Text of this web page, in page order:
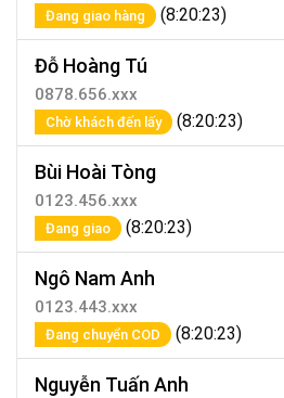
Đang giao hàng (8:20:23)
Đỗ Hoàng Tú
0878.656.xxx
Chờ khách đến lấy (8:20:23)
Bùi Hoài Tòng
0123.456.xxx
Đang giao (8:20:23)
Ngô Nam Anh
0123.443.xxx
Đang chuyển COD (8:20:23)
Nguyễn Tuấn Anh